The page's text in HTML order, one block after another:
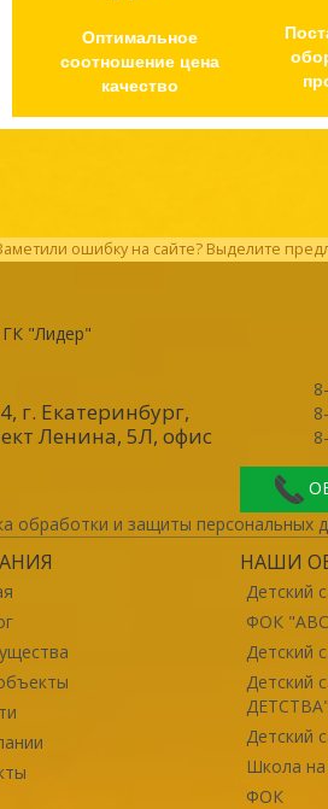
Оптимальное
соотношение цена
качество
ошибку на сайте? Выделите
ГК "Лидер"
г. Екатеринбург,
Ленина, 5Л, офис
обработки и защиты персональных
НАШИ
Детский
ФОК
Детский
Детский
Детский
Школа
ФОК